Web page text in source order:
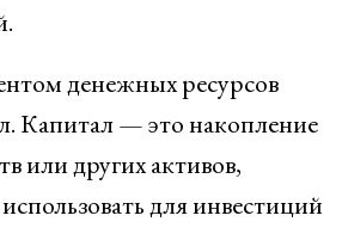
денежных ресурсов
Капитал — это накопление
или других активов,
для инвестиций